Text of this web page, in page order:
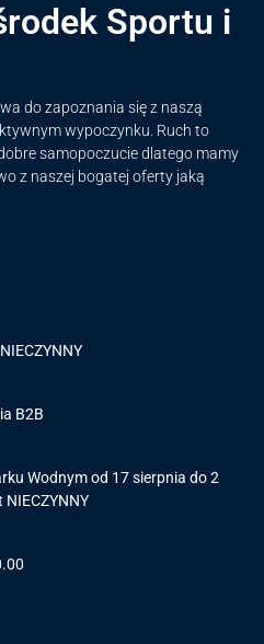
Sportu i
do zapoznania się z naszą
wypoczynku. Ruch to
samopoczucie dlatego mamy
z naszej bogatej oferty jaką
B2B
Wodnym od 17 sierpnia do 2